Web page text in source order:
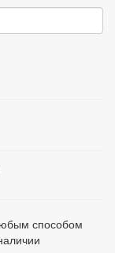
способом